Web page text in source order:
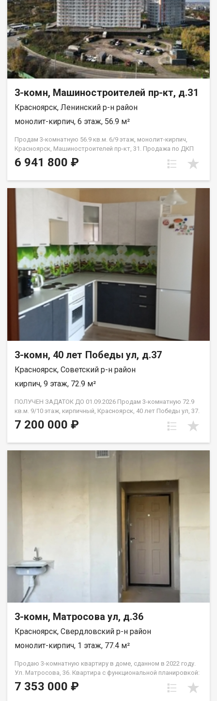
3-комн, Машиностроителей пр-кт, д.31
Красноярск, Ленинский р-н район
монолит-кирпич, 6 этаж, 56.9 м²
Продам 3-комнатную 56.9 кв.м. 6/9 этаж, монолит-кирпич,
Красноярск, Машиностроителей пр-кт, 31. Продажа по ДКП
НЕ ОТ ЗАСТРОЙЩИКА
6 941 800 ₽
3-комн, 40 лет Победы ул, д.37
Красноярск, Советский р-н район
кирпич, 9 этаж, 72.9 м²
ПОЛУЧЕН ЗАДАТОК ДО 01.09.2026 Продам 3-комнатную 72.9
кв.м. 9/10 этаж, кирпичный, Красноярск, 40 лет Победы ул, 37.
Дом 2018 года постройки. Отделка от застройщика. Комнаты
изолированные: 13.4 м2 + 13.4 м2 + 18 м2., кухня 12.9 м2.,в
2.65 м2. Новым владельцам остаётся вся мебель, которая
безопасное пространство. · Детская поликлиника — 5 минут
пешком. · 2 детских сада — 6 минут пешком. · Школа — 12 минут
неспешной прогулки. Всё необходимое для роста и развития
ребенка — в шаговой доступности, без необходимости
обременений. Рассмотрим все виды расчёта. Полное юр
сопровождение сделки. Помощь в оформлении ипотеки.
Квартира на ключах, покажу в удобное для вас время по
договорённости.
7 200 000 ₽
3-комн, Матросова ул, д.36
Красноярск, Свердловский р-н район
монолит-кирпич, 1 этаж, 77.4 м²
Продаю 3-комнатную квартиру в доме, сданном в 2022 году.
Ул. Матросова, 36. Квартира с функциональной планировкой:
• три отдельные комнаты; • отдельная кухня; • два санузла.
Состояние — получистовая отделка: выполнена стяжка пола,
7 353 000 ₽